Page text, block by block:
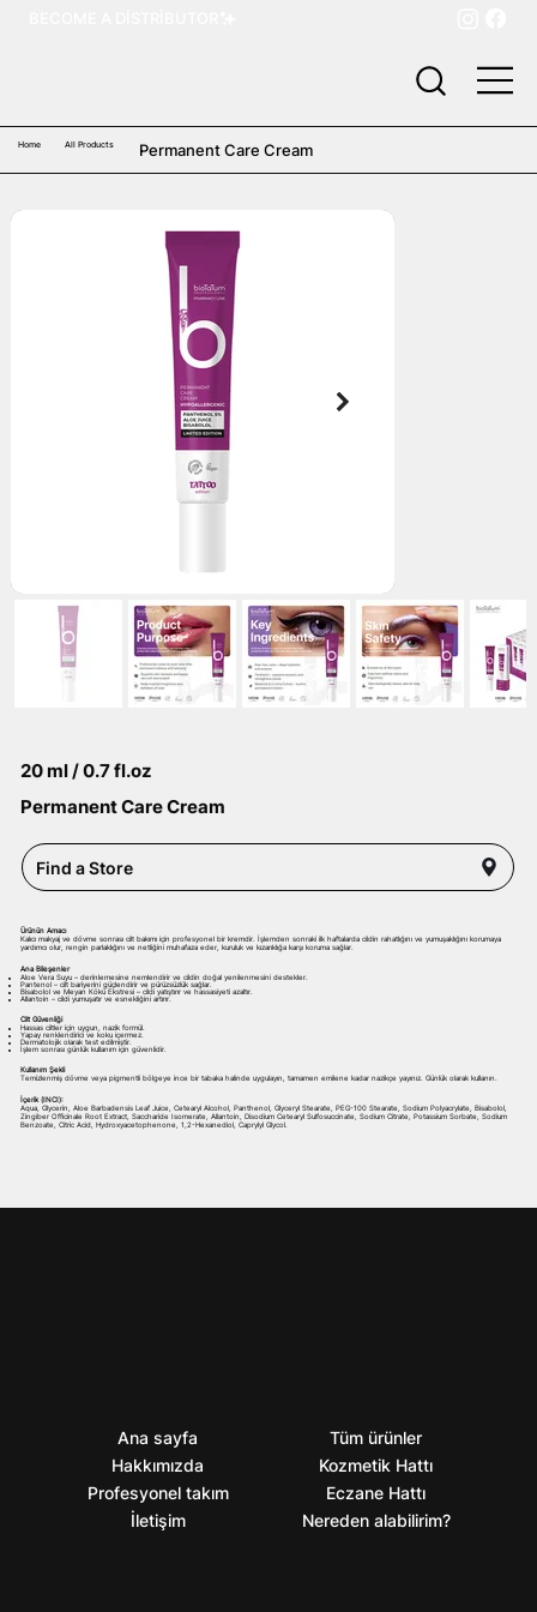
20 ml / 0.7 fl.oz
Permanent Care Cream
Find a Store
Ürünün Amacı
Kalıcı makyaj ve dövme sonrası cilt bakımı için profesyonel bir kremdir. İşlemden sonraki ilk haftalarda cildin rahatlığını ve yumuşaklığını korumaya
yardımcı olur, rengin parlaklığını ve netliğini muhafaza eder, kuruluk ve kızarıklığa karşı koruma sağlar.
Ana Bileşenler
Aloe Vera Suyu – derinlemesine nemlendirir ve cildin doğal yenilenmesini destekler.
Pantenol – cilt bariyerini güçlendirir ve pürüzsüzlük sağlar.
Bisabolol ve Meyan Kökü Ekstresi – cildi yatıştırır ve hassasiyeti azaltır.
Allantoin – cildi yumuşatır ve esnekliğini artırır.
Cilt Güvenliği
Hassas ciltler için uygun, nazik formül.
Yapay renklendirici ve koku içermez.
Dermatolojik olarak test edilmiştir.
İşlem sonrası günlük kullanım için güvenlidir.
Kullanım Şekli
Temizlenmiş dövme veya pigmentli bölgeye ince bir tabaka halinde uygulayın, tamamen emilene kadar nazikçe yayınız. Günlük olarak kullanın.
İçerik (INCI):
Aqua, Glycerin, Aloe Barbadensis Leaf Juice, Cetearyl Alcohol, Panthenol, Glyceryl Stearate, PEG-100 Stearate, Sodium Polyacrylate, Bisabolol,
Zingiber Officinale Root Extract, Saccharide Isomerate, Allantoin, Disodium Cetearyl Sulfosuccinate, Sodium Citrate, Potassium Sorbate, Sodium
Benzoate, Citric Acid, Hydroxyacetophenone, 1,2-Hexanediol, Caprylyl Glycol.
Home All Products Permanent Care Cream
Ana sayfa
Hakkımızda
Profesyonel takım
İletişim
Tüm ürünler
Kozmetik Hattı
Eczane Hattı
Nereden alabilirim?